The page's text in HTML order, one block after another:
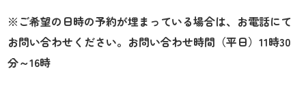
※ご希望の日時の予約が埋まっている場合は、お電話にて
お問い合わせください。お問い合わせ時間（平日）11時30
分～16時